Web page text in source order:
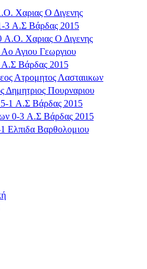
Χαριας Ο Διγενης
3 Α.Σ Βάρδας 2015
Α.Ο. Χαριας Ο Διγενης
Αγιου Γεωργιου
Βάρδας 2015
Ατρομητος Λασταιικων
Δημητριος Πουρναριου
1 Α.Σ Βάρδας 2015
0-3 Α.Σ Βάρδας 2015
Ελπιδα Βαρθολομιου